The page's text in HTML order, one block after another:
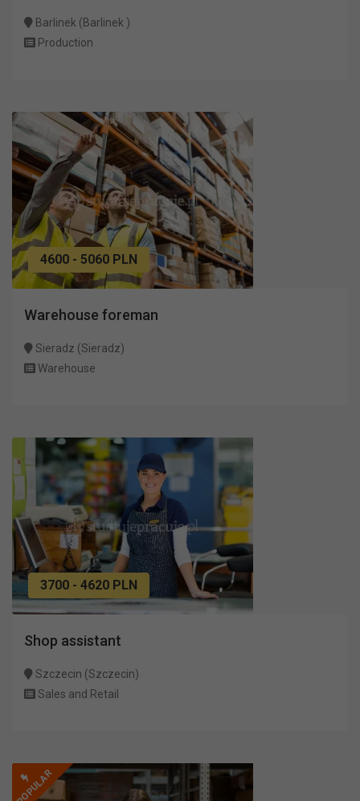
Barlinek (Barlinek )
Production
4600 - 5060 PLN
Warehouse foreman
Sieradz (Sieradz)
Warehouse
3700 - 4620 PLN
Shop assistant
Szczecin (Szczecin)
Sales and Retail
POPULAR